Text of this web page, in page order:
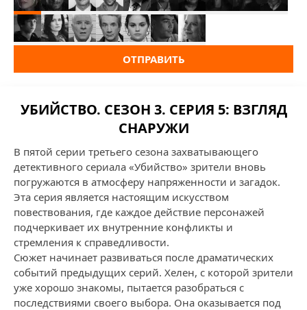
ОТПРАВИТЬ
УБИЙСТВО. СЕЗОН 3. СЕРИЯ 5: ВЗГЛЯД
СНАРУЖИ
В пятой серии третьего сезона захватывающего
детективного сериала «Убийство» зрители вновь
погружаются в атмосферу напряженности и загадок.
Эта серия является настоящим искусством
повествования, где каждое действие персонажей
подчеркивает их внутренние конфликты и
стремления к справедливости.
Сюжет начинает развиваться после драматических
событий предыдущих серий. Хелен, с которой зрители
уже хорошо знакомы, пытается разобраться с
последствиями своего выбора. Она оказывается под